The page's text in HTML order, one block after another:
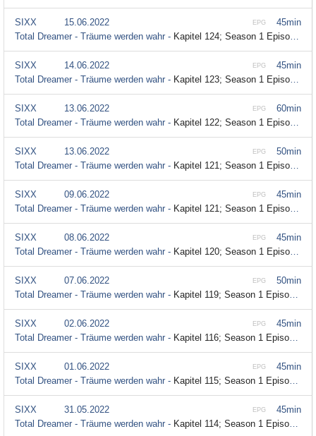
45min
EPG
SIXX
15.06.2022
Total Dreamer - Träume werden wahr - Kapitel 124; Season 1 Episode 124
45min
EPG
SIXX
14.06.2022
Total Dreamer - Träume werden wahr - Kapitel 123; Season 1 Episode 123
60min
EPG
SIXX
13.06.2022
Total Dreamer - Träume werden wahr - Kapitel 122; Season 1 Episode 122
50min
EPG
SIXX
13.06.2022
Total Dreamer - Träume werden wahr - Kapitel 121; Season 1 Episode 121
45min
EPG
SIXX
09.06.2022
Total Dreamer - Träume werden wahr - Kapitel 121; Season 1 Episode 121
45min
EPG
SIXX
08.06.2022
Total Dreamer - Träume werden wahr - Kapitel 120; Season 1 Episode 120
50min
EPG
SIXX
07.06.2022
Total Dreamer - Träume werden wahr - Kapitel 119; Season 1 Episode 119
45min
EPG
SIXX
02.06.2022
Total Dreamer - Träume werden wahr - Kapitel 116; Season 1 Episode 116
45min
EPG
SIXX
01.06.2022
Total Dreamer - Träume werden wahr - Kapitel 115; Season 1 Episode 115
45min
EPG
SIXX
31.05.2022
Total Dreamer - Träume werden wahr - Kapitel 114; Season 1 Episode 114